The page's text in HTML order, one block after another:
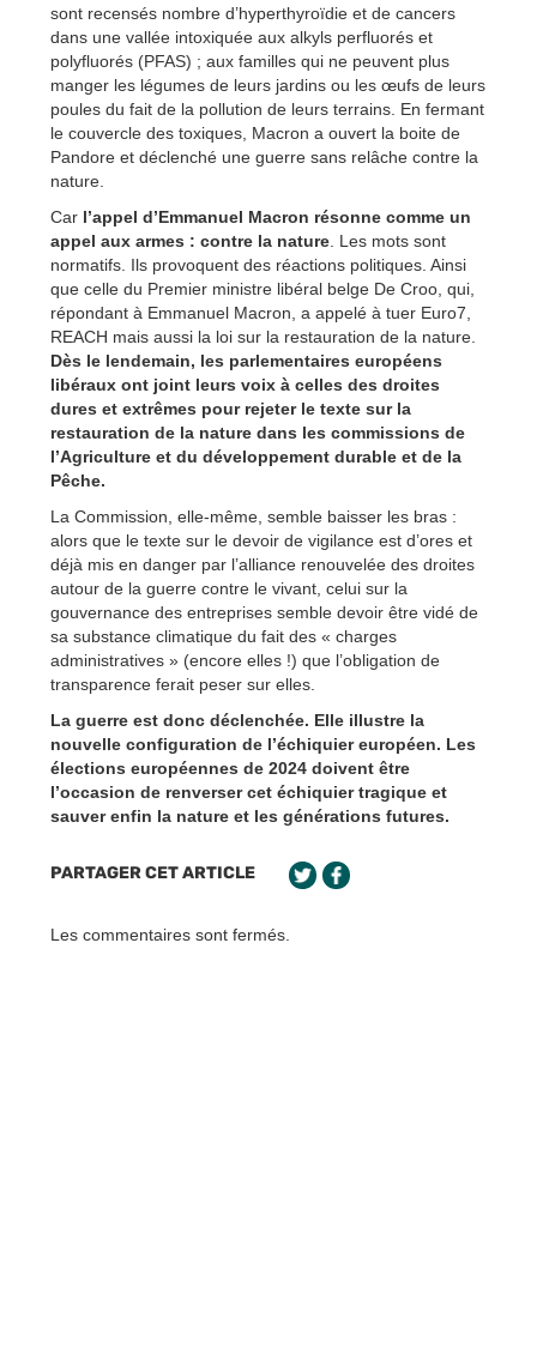
sont recensés nombre d’hyperthyroïdie et de cancers
dans une vallée intoxiquée aux alkyls perfluorés et
polyfluorés (PFAS) ; aux familles qui ne peuvent plus
manger les légumes de leurs jardins ou les œufs de leurs
poules du fait de la pollution de leurs terrains. En fermant
le couvercle des toxiques, Macron a ouvert la boite de
Pandore et déclenché une guerre sans relâche contre la
nature.
Car l’appel d’Emmanuel Macron résonne comme un
appel aux armes : contre la nature . Les mots sont
normatifs. Ils provoquent des réactions politiques. Ainsi
que celle du Premier ministre libéral belge De Croo, qui,
répondant à Emmanuel Macron, a appelé à tuer Euro7,
REACH mais aussi la loi sur la restauration de la nature.
Dès le lendemain, les parlementaires européens
libéraux ont joint leurs voix à celles des droites
dures et extrêmes pour rejeter le texte sur la
restauration de la nature dans les commissions de
l’Agriculture et du développement durable et de la
Pêche.
La Commission, elle-même, semble baisser les bras :
alors que le texte sur le devoir de vigilance est d’ores et
déjà mis en danger par l’alliance renouvelée des droites
autour de la guerre contre le vivant, celui sur la
gouvernance des entreprises semble devoir être vidé de
sa substance climatique du fait des « charges
administratives » (encore elles !) que l’obligation de
transparence ferait peser sur elles.
La guerre est donc déclenchée. Elle illustre la
nouvelle configuration de l’échiquier européen. Les
élections européennes de 2024 doivent être
l’occasion de renverser cet échiquier tragique et
sauver enfin la nature et les générations futures.
PARTAGER CET ARTICLE
Les commentaires sont fermés.